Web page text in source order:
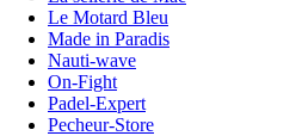
Le Motard Bleu
Made in Paradis
Nauti-wave
On-Fight
Padel-Expert
Pecheur-Store